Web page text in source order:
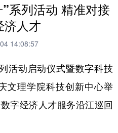
系列活动 精准对接
济人才
14:08:57
活动启动仪式暨数字科技
文理学院科技创新中心举
字经济人才服务沿江巡回